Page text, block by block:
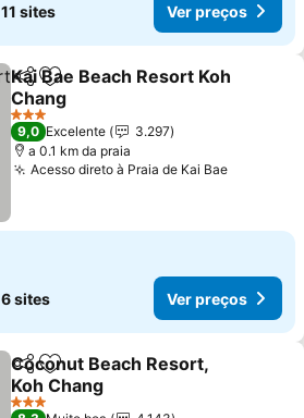
11 sites Ver preços
PartilharAdicionar aos favoritos
Kai Bae Beach Resort Koh
Chang
3 Estrelas
9,0 Excelente
3.297
a 0.1 km da praia
Acesso direto à Praia de Kai Bae
6 sites Ver preços
PartilharAdicionar aos favoritos
Coconut Beach Resort,
Koh Chang
3 Estrelas